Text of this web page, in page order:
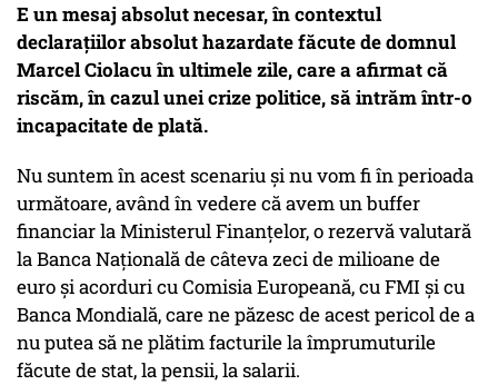
E un mesaj absolut necesar, în contextul
declarațiilor absolut hazardate făcute de domnul
Marcel Ciolacu în ultimele zile, care a afirmat că
riscăm, în cazul unei crize politice, să intrăm într-o
incapacitate de plată.
Nu suntem în acest scenariu și nu vom fi în perioada
următoare, având în vedere că avem un buffer
financiar la Ministerul Finanțelor, o rezervă valutară
la Banca Națională de câteva zeci de milioane de
euro și acorduri cu Comisia Europeană, cu FMI și cu
Banca Mondială, care ne păzesc de acest pericol de a
nu putea să ne plătim facturile la împrumuturile
făcute de stat, la pensii, la salarii.